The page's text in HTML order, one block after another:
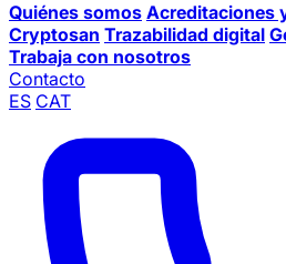
Quiénes somos Acreditaciones
Cryptosan Trazabilidad digital
Trabaja con nosotros
Contacto
ES CAT